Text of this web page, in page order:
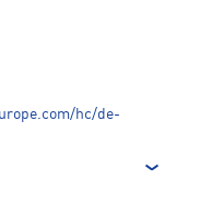
hc/de-